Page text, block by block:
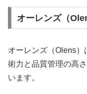
オーレンズ（
オーレンズ（Olens）
術力と品質管理の高
います。